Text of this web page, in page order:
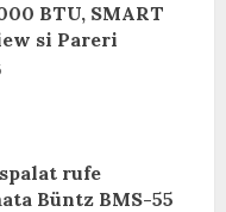
BTU, SMART
si Pareri
rufe
Büntz BMS-55